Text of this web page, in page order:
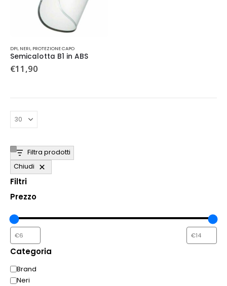
DPI, NERI, PROTEZIONE CAPO
Semicalotta B1 in ABS
€11,90
Filtra prodotti
Chiudi
Filtri
Prezzo
Categoria
Categoria
Brand
Neri